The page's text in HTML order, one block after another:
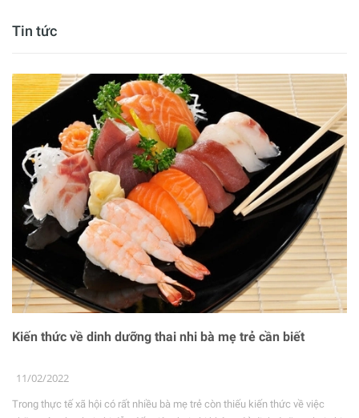
Tin tức
Kiến thức về dinh dưỡng thai nhi bà mẹ trẻ cần biết
11/02/2022
Trong thực tế xã hội có rất nhiều bà mẹ trẻ còn thiếu kiến thức về việc